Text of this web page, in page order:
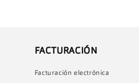
FACTURACIÓN
Facturación electrónica